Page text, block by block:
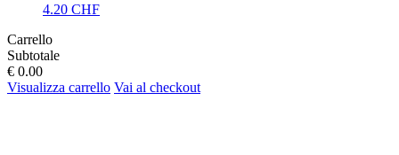
4.20 CHF
Carrello
Subtotale
€ 0.00
Visualizza carrello Vai al checkout